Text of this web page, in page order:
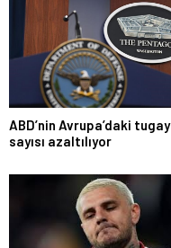
ABD’nin Avrupa’daki tugay
sayısı azaltılıyor